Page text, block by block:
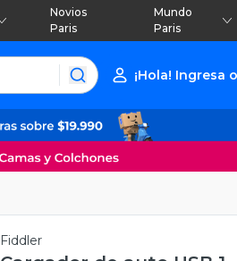
Novios
Paris
Mundo
Paris
¡Hola! Ingresa
Fiddler